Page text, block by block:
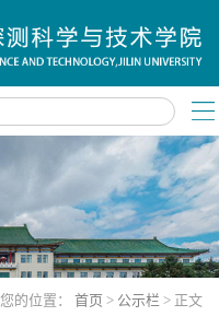
您的位置： 首页 > 公示栏 > 正文